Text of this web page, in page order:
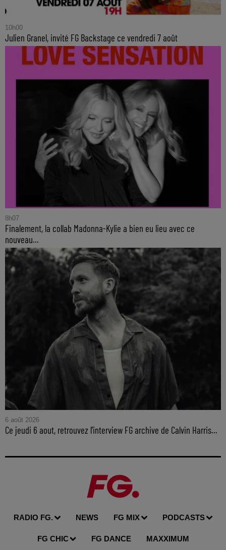
10h00
Julien Granel, invité FG Backstage ce vendredi 7 août
8h07
Finalement, la collab Madonna-Kylie a bien eu lieu avec ce
nouveau...
6 août 2026
Ce jeudi 6 aout, retrouvez l'interview FG archive de Calvin Harris...
RADIO FG. NEWS FG MIX PODCASTS
FG CHIC FG DANCE MAXXIMUM